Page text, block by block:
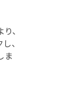
、
、
ま